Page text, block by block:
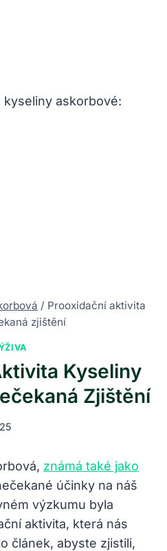
/ Prooxidační aktivita
zjištění
Kyseliny
Zjištění
známá také jako
účinky na náš
výzkumu byla
aktivita, která nás
článek, abyste zjistili,